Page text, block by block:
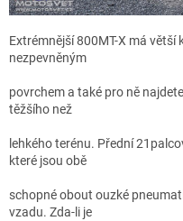
Extrémnější 800MT-X má větší
nezpevněným
povrchem a také pro ně
těžšího než
lehkého terénu. Přední
které jsou obě
schopné obout ouzké
vzadu. Zda-li je